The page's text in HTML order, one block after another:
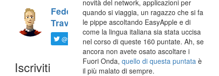
Federico
Travaini
@ftrava
Iscriviti
novità del network, applicazioni per
quando si viaggia, un ragazzo che si fa
le pippe ascoltando EasyApple e di
come la lingua italiana sia stata uccisa
nel corso di queste 160 puntate. Ah, se
ancora non avete osato ascoltare i
Fuori Onda,quello di questa puntata è
il più malato di sempre.